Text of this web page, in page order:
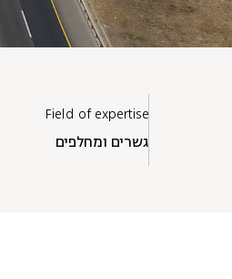
Field of expertise
גשרים ומחלפים